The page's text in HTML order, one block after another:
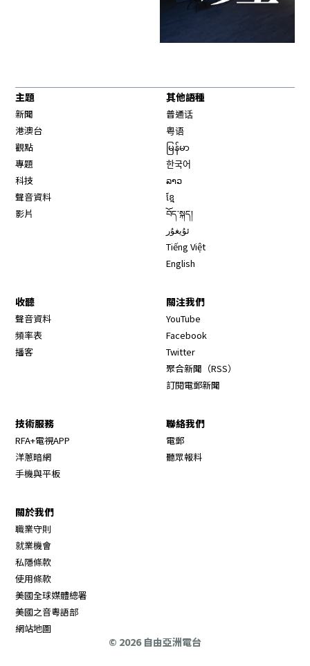
主題
新聞
港澳台
觀點
專題
科技
聲音資料
影片
其他語種
普通话
粤语
မြန်မာ
한국어
ລາວ
ខ្មែ
བོད་སྐད།
ئۇيغۇر
Tiếng Việt
English
收聽
聲音資料
頻率表
播客
關注我們
YouTube
Facebook
Twitter
聚合新聞（RSS）
訂閱電郵新聞
技術服務
RFA+電視APP
洋蔥暗網
手機與平板
聯絡我們
電郵
聽眾報料
關於我們
職業守則
就業機會
私隱條款
使用條款
美國全球媒體總署
美國之音粵語部
網站地圖
© 2026 自由亞洲電台